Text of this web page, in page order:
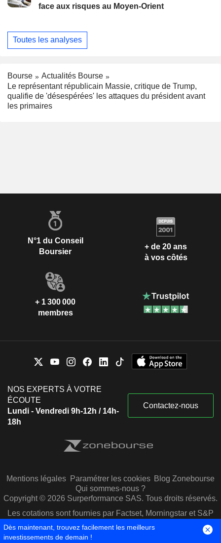
face aux risques au Moyen-Orient
Toutes les analyses
Bourse
Actualités Bourse
Le représentant républicain Massie, critique de Trump,
qualifie de 'désespérées' les attaques du président avant
les primaires
N°1 du Conseil
Boursier
+ de 20 ans
à vos côtés
+ 1 300 000
membres
NOS EXPERTS À VOTRE
ÉCOUTE
Lundi - Vendredi 9h-12h / 14h-
18h
Contactez-nous
Mentions légales Paramétrer les cookies Blog Zonebourse
Qui sommes-nous ?
Copyright © 2026 Surperformance SAS. Tous droits réservés.
Les cotations sont fournies par Factset, Morningstar et S&P
Capital IQ
Dès maintenant, trouvez facilement les meilleurs
investissements de demain !